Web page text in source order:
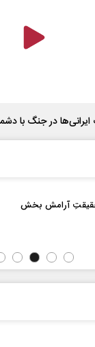
ایرانی‌ها در جنگ با
آرامش‌ بخش